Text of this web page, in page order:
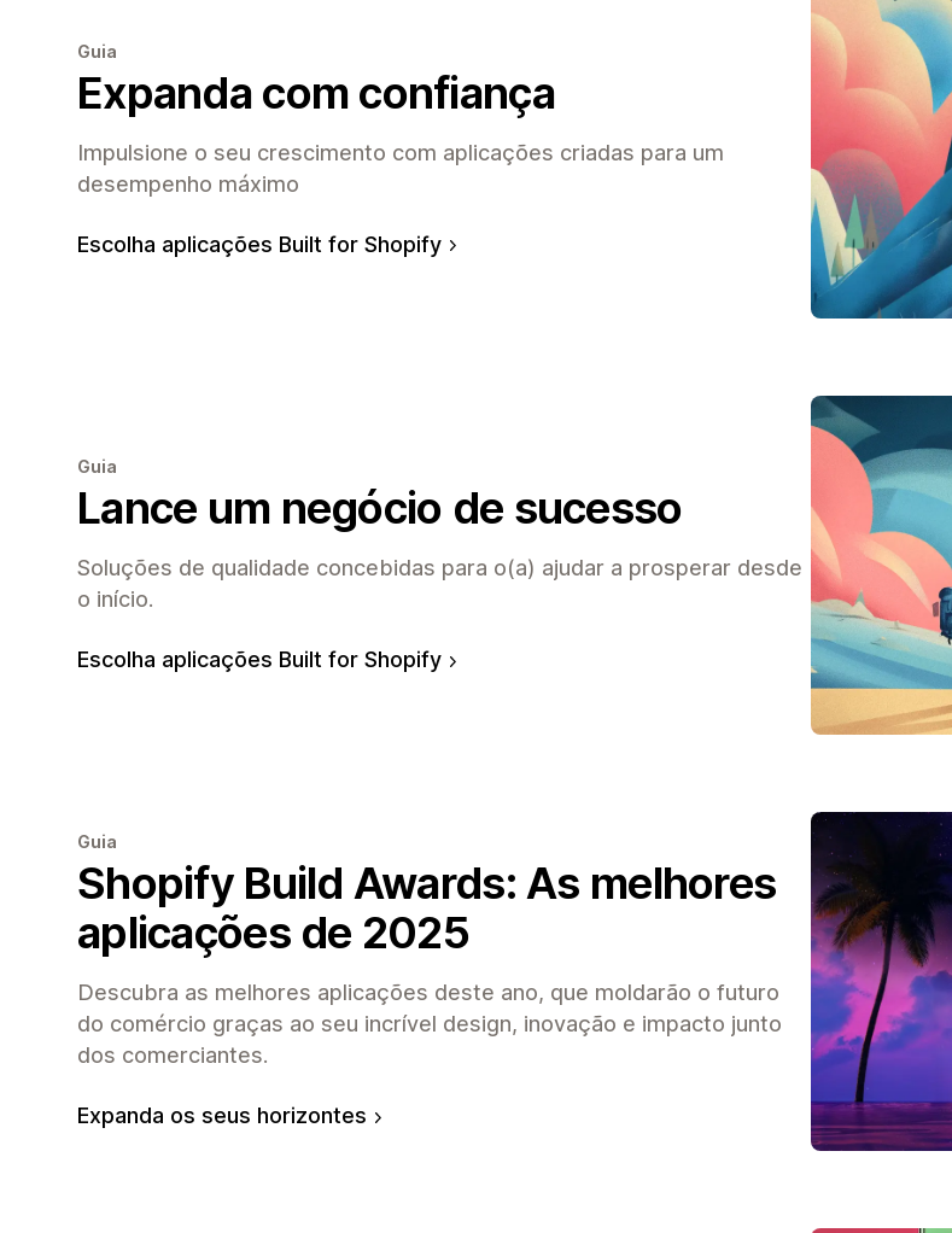
Guia
Expanda com confiança
Impulsione o seu crescimento com aplicações criadas para um
desempenho máximo
Escolha aplicações Built for Shopify
Guia
Lance um negócio de sucesso
Soluções de qualidade concebidas para o(a) ajudar a prosperar desde
o início.
Escolha aplicações Built for Shopify
Guia
Shopify Build Awards: As melhores
aplicações de 2025
Descubra as melhores aplicações deste ano, que moldarão o futuro
do comércio graças ao seu incrível design, inovação e impacto junto
dos comerciantes.
Expanda os seus horizontes